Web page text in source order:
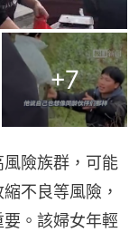
+7
險族群，可能
不良等風險，
。該婦女年輕